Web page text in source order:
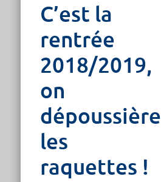
C’est la
rentrée
2018/2019,
on
dépoussière
les
raquettes !